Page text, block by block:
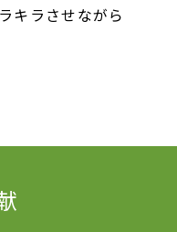
キラさせながら